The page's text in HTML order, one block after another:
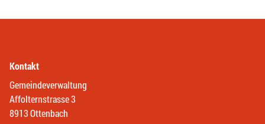
Kontakt
Gemeindeverwaltung
Affolternstrasse 3
8913 Ottenbach